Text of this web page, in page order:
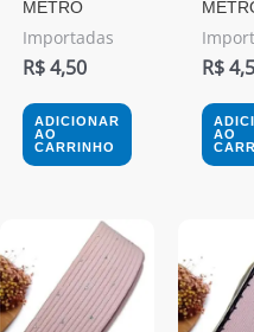
METRO
Importadas
R$4,50
ADICIONAR
AO
CARRINHO
R$
AO